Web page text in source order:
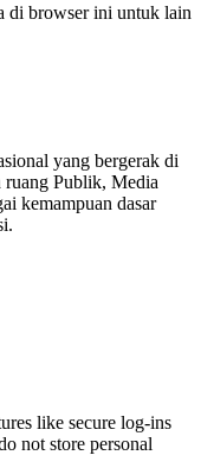
di browser ini untuk lain
yang bergerak di
ruang Publik, Media
kemampuan dasar
like secure log-ins
not store personal